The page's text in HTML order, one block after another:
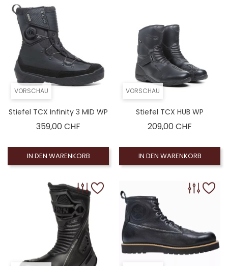
VORSCHAU
Stiefel TCX Infinity 3 MID WP
359,00 CHF
IN DEN WARENKORB
VORSCHAU
Stiefel TCX HUB WP
209,00 CHF
IN DEN WARENKORB